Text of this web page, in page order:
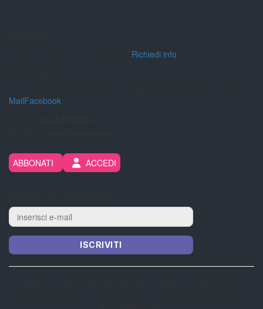
Richiedi info
MailFacebook
ABBONATI ACCEDI
ISCRIVITI